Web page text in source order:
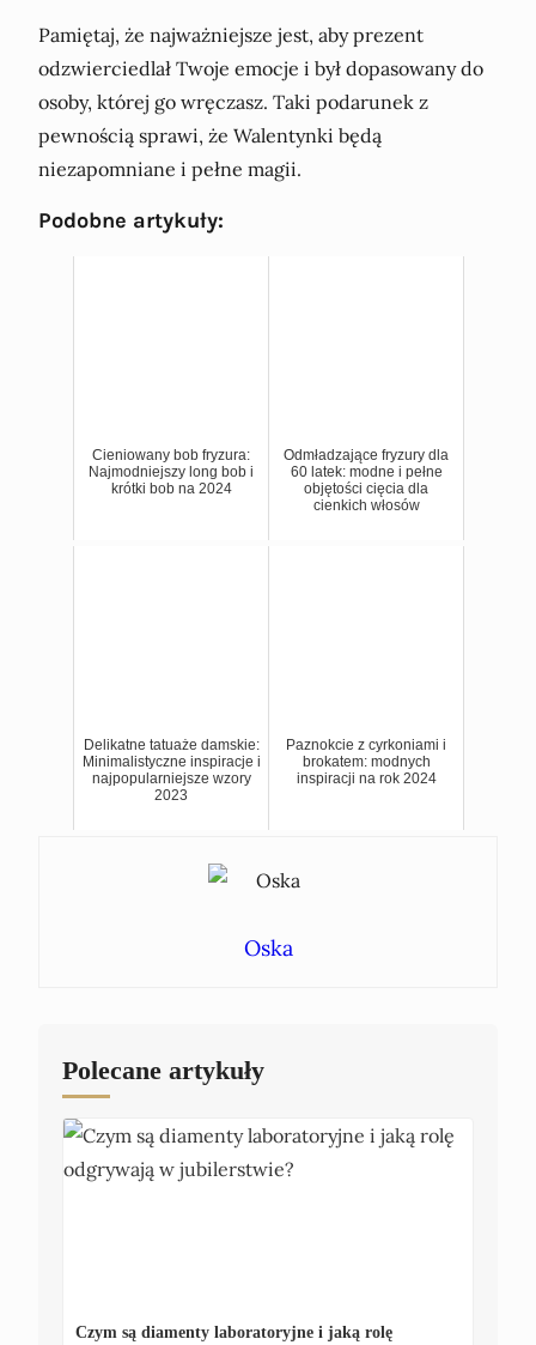
Pamiętaj, że najważniejsze jest, aby prezent
odzwierciedlał Twoje emocje i był dopasowany do
osoby, której go wręczasz. Taki podarunek z
pewnością sprawi, że Walentynki będą
niezapomniane i pełne magii.
Podobne artykuły:
Cieniowany bob fryzura:
Najmodniejszy long bob i
krótki bob na 2024
Odmładzające fryzury dla
60 latek: modne i pełne
objętości cięcia dla
cienkich włosów
Delikatne tatuaże damskie:
Minimalistyczne inspiracje i
najpopularniejsze wzory
2023
Paznokcie z cyrkoniami i
brokatem: modnych
inspiracji na rok 2024
Oska
Polecane artykuły
Czym są diamenty laboratoryjne i jaką rolę